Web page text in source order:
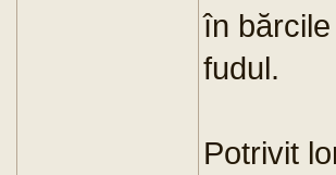
în
fudul.
Potrivit